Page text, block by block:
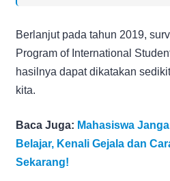
Berlanjut pada tahun 2019,
Program of International
hasilnya dapat dikatakan
kita.
Baca Juga: Mahasiswa
Belajar, Kenali Gejala dan
Sekarang!